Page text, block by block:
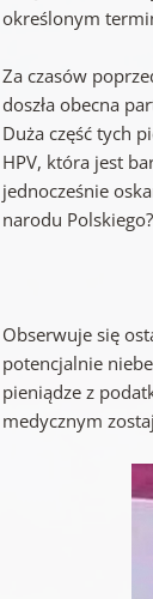
określonym
Za czasów
doszła obecna
Duża część tych
HPV, która jest
jednocześnie
narodu
Obserwuje się
potencjalnie
pieniądze z
medycznym